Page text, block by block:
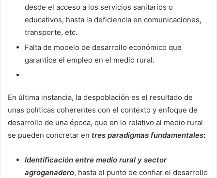
desde el acceso a los servicios sanitarios o
educativos, hasta la deficiencia en comunicaciones,
transporte, etc.
Falta de modelo de desarrollo económico que
garantice el empleo en el medio rural.
En última instancia, la despoblación es el resultado de
unas políticas coherentes con el contexto y enfoque de
desarrollo de una época, que en lo relativo al medio rural
se pueden concretar en tres paradigmas fundamentales:
Identificación entre medio rural y sector
agroganadero, hasta el punto de confiar el desarrollo